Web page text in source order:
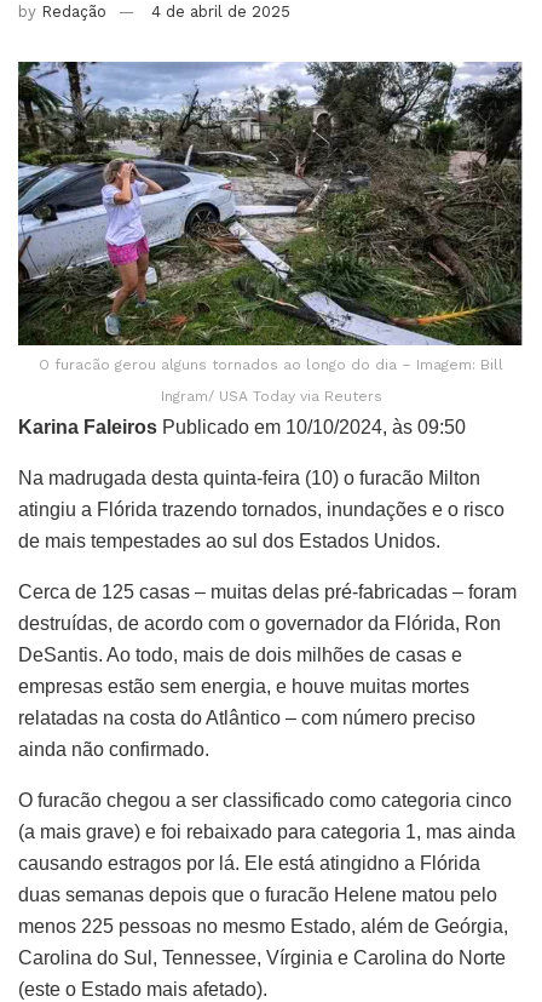
by Redação 4 de abril de 2025
O furacão gerou alguns tornados ao longo do dia – Imagem: Bill
Ingram/ USA Today via Reuters
Karina Faleiros Publicado em 10/10/2024, às 09:50
Na madrugada desta quinta-feira (10) o furacão Milton
atingiu a Flórida trazendo tornados, inundações e o risco
de mais tempestades ao sul dos Estados Unidos.
Cerca de 125 casas – muitas delas pré-fabricadas – foram
destruídas, de acordo com o governador da Flórida, Ron
DeSantis. Ao todo, mais de dois milhões de casas e
empresas estão sem energia, e houve muitas mortes
relatadas na costa do Atlântico – com número preciso
ainda não confirmado.
O furacão chegou a ser classificado como categoria cinco
(a mais grave) e foi rebaixado para categoria 1, mas ainda
causando estragos por lá. Ele está atingidno a Flórida
duas semanas depois que o furacão Helene matou pelo
menos 225 pessoas no mesmo Estado, além de Geórgia,
Carolina do Sul, Tennessee, Vírginia e Carolina do Norte
(este o Estado mais afetado).